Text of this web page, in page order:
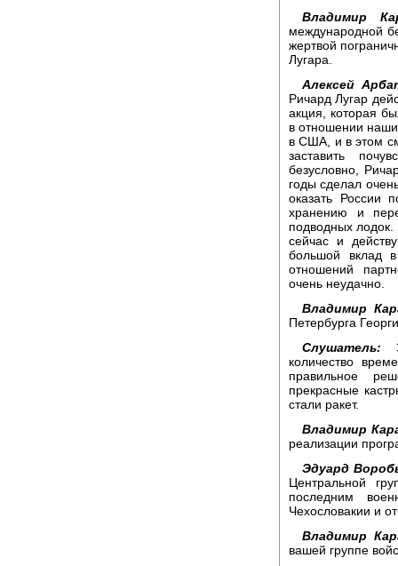
Владимир
международной
жертвой
Лугара.
Алексей
Ричард Лугар
акция, которая
в отношении
в США, и в этом
заставить
безусловно,
годы сделал
оказать России
хранению и
подводных
сейчас и
большой вклад
отношений
очень неудачно.
Владимир
Петербурга
Слушатель:
количество
правильное
прекрасные
стали ракет.
Владимир
реализации
Эдуард
Центральной
последним
Чехословакии и
Владимир
вашей группе